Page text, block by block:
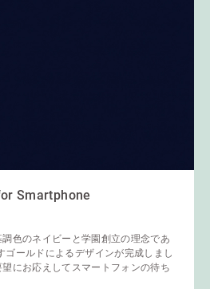
Smartphone
色のネイビーと学園創立の理念であ
ールドによるデザインが完成しまし
にお応えしてスマートフォンの待ち